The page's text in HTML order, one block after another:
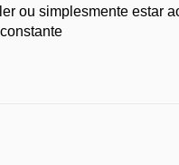
ou simplesmente estar